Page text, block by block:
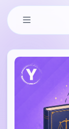
Skip to main content